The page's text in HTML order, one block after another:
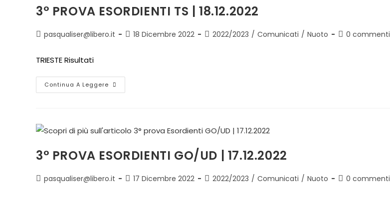
3° PROVA ESORDIENTI TS | 18.12.2022
pasqualiser@libero.it 18 Dicembre 2022 2022/2023 / Comunicati / Nuoto 0 commenti
TRIESTE Risultati
Continua A Leggere
3° PROVA ESORDIENTI GO/UD | 17.12.2022
pasqualiser@libero.it 17 Dicembre 2022 2022/2023 / Comunicati / Nuoto 0 commenti